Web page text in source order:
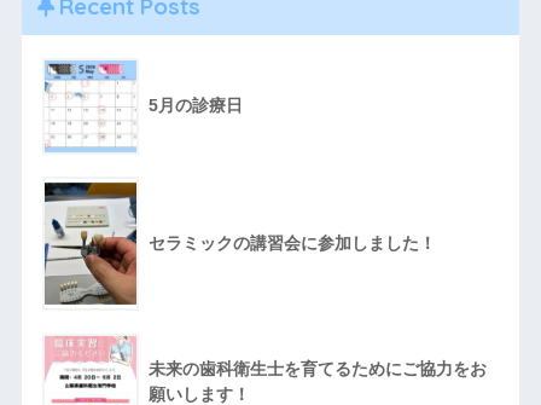
5月の診療日
セラミックの講習会に参加しました！
未来の歯科衛生士を育てるためにご協力をお
願いします！